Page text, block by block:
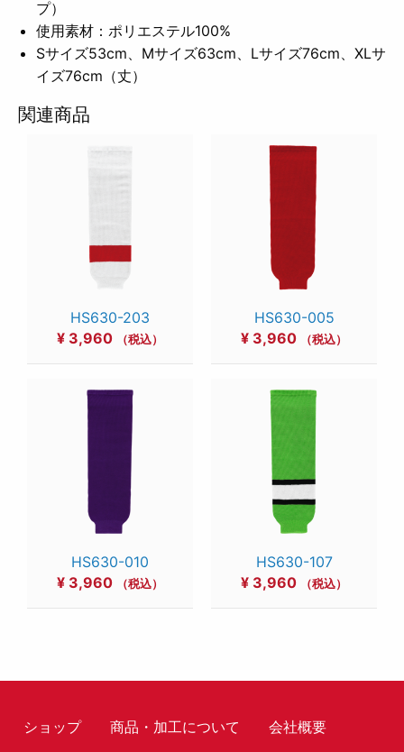
プ）
使用素材：ポリエステル100%
Sサイズ53cm、Mサイズ63cm、Lサイズ76cm、XLサ
イズ76cm（丈）
関連商品
HS630-203
¥ 3,960 （税込）
HS630-005
¥ 3,960 （税込）
HS630-010
¥ 3,960 （税込）
HS630-107
¥ 3,960 （税込）
ショップ 商品・加工について 会社概要